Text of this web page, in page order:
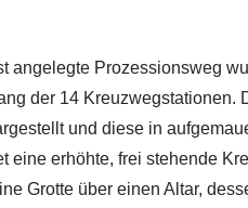
angelegte Prozessionsweg
der 14 Kreuzwegstationen.
und diese in
eine erhöhte, frei stehende
Grotte über einen Altar,